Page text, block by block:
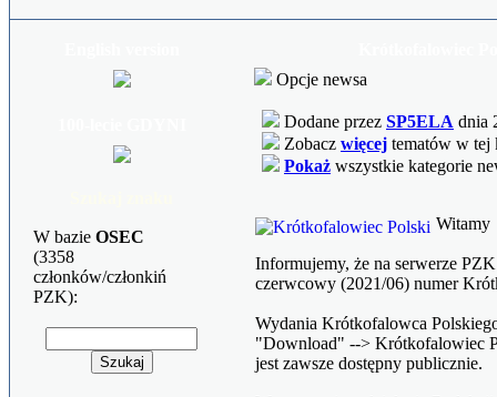
W bazie OSEC
(3358
członków/członkiń
PZK):
Opcje newsa
Dodane przez SP5ELA dnia
Zobacz więcej tematów w tej
Pokaż wszystkie kategorie
Witamy
Informujemy, że na serwerze
czerwcowy (2021/06) numer
Wydania Krótkofalowca
"Download" --> Krótkofalowiec
jest zawsze dostępny publicznie.